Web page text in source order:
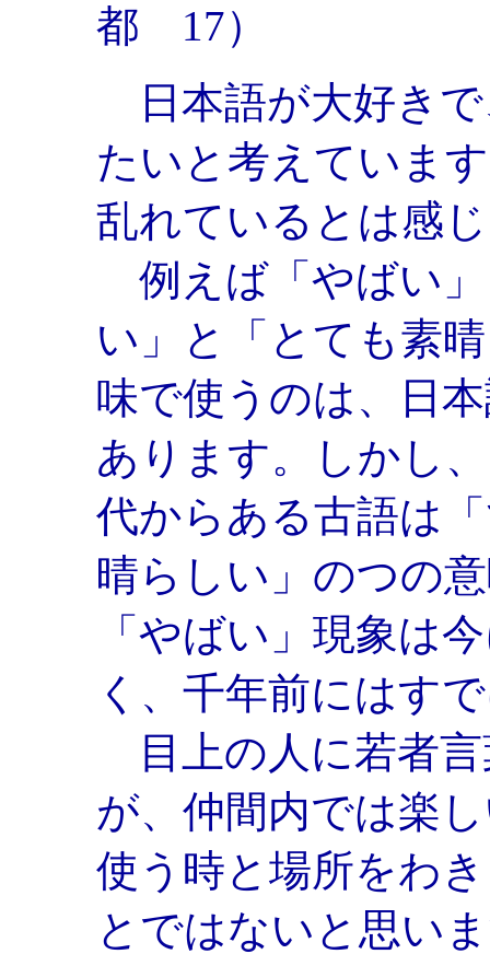
都 17）
日本語が大好きで
たいと考えていま
乱れているとは感
例えば「やばい
い」と「とても素
味で使うのは、日
あります。しかし
代からある古語は
晴らしい」のつの
「やばい」現象は
く、千年前にはす
目上の人に若者
が、仲間内では楽
使う時と場所をわ
とではないと思い